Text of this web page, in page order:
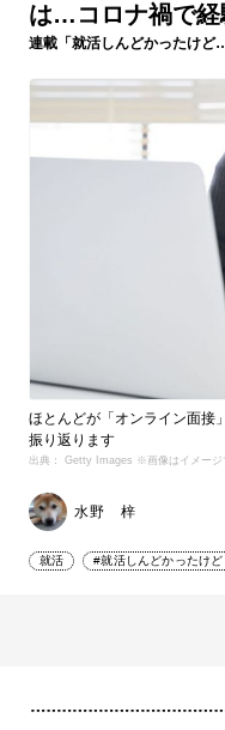
は…コロナ禍で経
連載「就活しんどかったけど
ほとんどが「オンライン面接
振り返ります
出典： Getty Images ※画像はイメージ
水野 梓
就活 #就活しんどかったけど